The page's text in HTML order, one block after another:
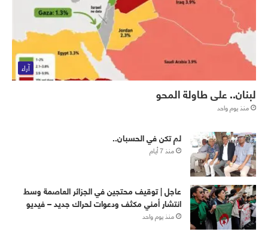
آراء
لبنان.. على طاولة المحو
منذ يوم واحد
لم تكن في الحسبان..
منذ 7 أيام
عاجل | توقيف محتجين في الجزائر العاصمة وسط
انتشار أمني مكثف ودعوات لحراك جديد – فيديو
منذ يوم واحد